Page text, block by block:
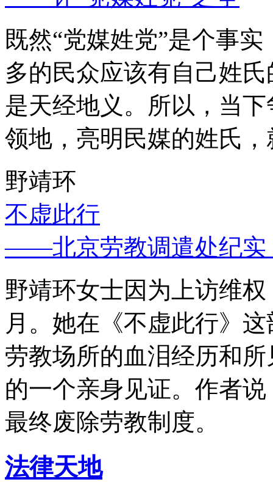
既然“党媒姓党”是个事
多的民众应该有自己姓
是天经地义。所以，当
领地，亮明民媒的姓氏
野靖环
不虚此行
——北京劳教调遣处纪实
野靖环女士因为上访维
月。她在《不虚此行》
劳教场所的血泪经历和
的一个亲身见证。作者
最终废除劳教制度。
法律天地